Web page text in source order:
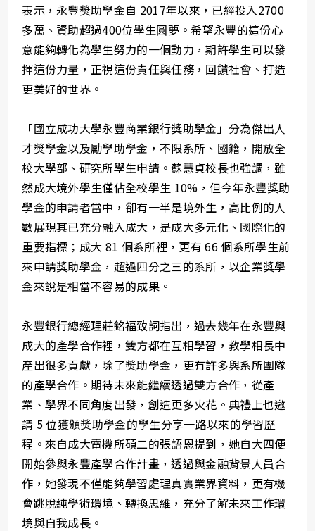
表示，永豐獎助學金自 2017年以來，已經投入2700
多萬、資助超過400位學生圓夢。希望永豐的這份心
意能夠轉化為學生努力的一個動力，期許學生可以發
揮這份力量，正視這份責任與任務，回饋社會、打造
更美好的世界。
「國立成功大學永豐商業銀行獎助學金」分為傑出人
才獎學金以及勵學助學金，不限系所、國籍，開放全
校大學部、研究所學生申請。蘇慧貞校長也強調，雖
然成大境外學生僅佔全校學生 10%，但今年永豐獎助
學金的申請者當中，卻有一半是境外生，高比例的人
數展現其已充分融入成大，是成大多元化、國際化的
重要指標；成大 81 個系所裡，更有 66 個系所學生前
來申請獎助學金，超過四分之三的系所，以企業獎學
金來說是相當不容易的成果。
永豐銀行總經理莊銘福致詞指出，過去幾年在永豐與
成大的產學合作裡，雙方都在互相學習，教學相長中
產出很多貢獻，除了獎助學金，更有許多與系所團隊
的產學合作。期待未來能繼續透過雙方合作，從產
業、學界不同角度出發，創造更多火花。典禮上也邀
請 5 位獲頒獎助學金的學生分享一路以來的學習歷
程。來自成大電機所碩二的張語恩提到，她自大四便
開始參與永豐產學合作計畫，透過與金融背景人員合
作，她發現不僅能夠學習處理真實業界資料，更有機
會跳脫純學術環境、轉換思維，充分了解未來工作環
境與自我成長。